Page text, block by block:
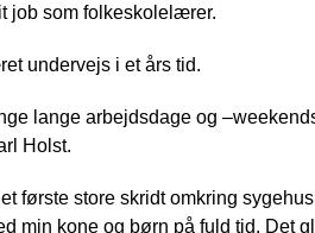
job som folkeskolelærer.
undervejs i et års tid.
lange arbejdsdage og
Holst.
første store skridt omkring
min kone og børn på fuld tid. Det